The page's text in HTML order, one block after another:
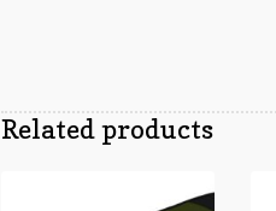
Related products